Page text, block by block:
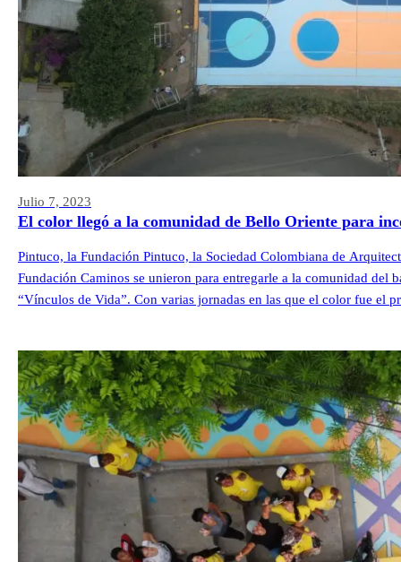
Julio 7, 2023
El color llegó a la comunidad de Bello Oriente para
Pintuco, la Fundación Pintuco, la Sociedad Colombiana de
Fundación Caminos se unieron para entregarle a la comunidad del
“Vínculos de Vida”. Con varias jornadas en las que el color fue el